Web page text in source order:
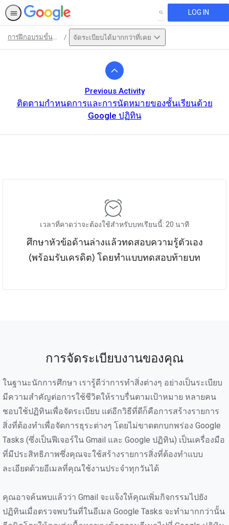
SEARCH LOG IN
การฝึกอบรมขั้นพื้นฐาน จัดระเบียบได้มากกว่าที่เคย
Previous Activity
ติดตามกำหนดการและการนัดหมายของชั้นเรียนด้วย
Google ปฏิทิน
เวลาที่คาดว่าจะต้องใช้สำหรับบทเรียนนี้: 20 นาที
ศึกษาหัวข้อด้านล่างแล้วทดสอบความรู้ตัวเอง
(พร้อมรับเครดิต) โดยทำแบบทดสอบท้ายบท
การจัดระเบียบงานของคุณ
ในฐานะนักการศึกษา เรารู้ดีว่าการทำสิ่งต่างๆ อย่างเป็นระเบียบ
มีความสำคัญต่อการใช้ชีวิตให้ราบรื่นตามเป้าหมาย หลายคน
ชอบใช้ปฏิทินเพื่อจัดระเบียบ แต่อีกวิธีที่ดีก็คือการสร้างรายการ
สิ่งที่ต้องทำเพื่อจัดการธุระต่างๆ โดยไม่ขาดตกบกพร่อง Google
Tasks (ซึ่งเป็นฟีเจอร์ใน Gmail และ Google ปฏิทิน) เป็นเครื่องมือ
ที่มีประสิทธิภาพซึ่งคุณจะใช้สร้างรายการสิ่งที่ต้องทำแบบ
ละเอียดด้วยอีเมลที่คุณใช้งานประจำทุกวันได้
คุณอาจค้นพบแล้วว่า Gmail จะแจ้งให้คุณเพิ่มกิจกรรมไปยัง
ปฏิทินเมื่อตรวจพบวันที่ในอีเมล Google Tasks จะทำมากกว่านั้น